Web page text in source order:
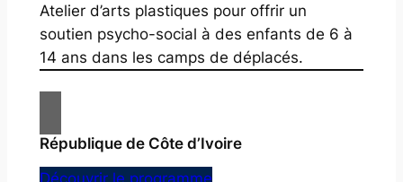
Atelier d’arts plastiques pour offrir un
soutien psycho-social à des enfants de 6 à
14 ans dans les camps de déplacés.
République de Côte d’Ivoire
Découvrir le programme